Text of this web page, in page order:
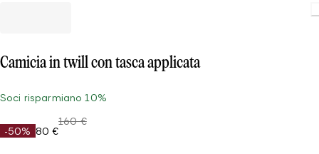
Camicia in twill con tasca applicata
Soci risparmiano 10%
-50% 80 €
160 €